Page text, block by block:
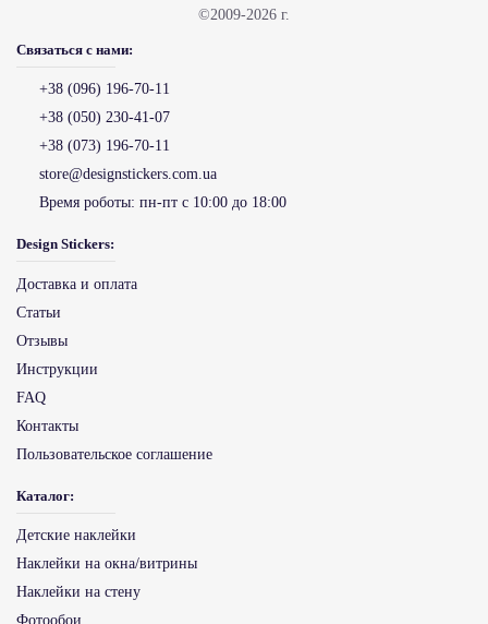
©2009-2026 г.
Связаться с нами:
+38 (096) 196-70-11
+38 (050) 230-41-07
+38 (073) 196-70-11
store@designstickers.com.ua
Время роботы: пн-пт с 10:00 до 18:00
Design Stickers:
Доставка и оплата
Статьи
Отзывы
Инструкции
FAQ
Контакты
Пользовательское соглашение
Каталог:
Детские наклейки
Наклейки на окна/витрины
Наклейки на стену
Фотообои